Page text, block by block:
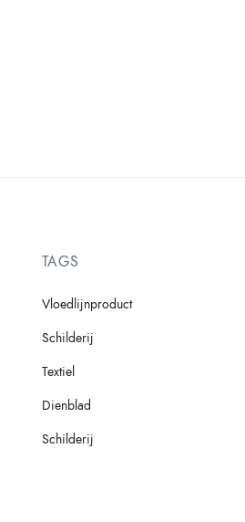
TAGS
Vloedlijnproduct
Schilderij
Textiel
Dienblad
Schilderij